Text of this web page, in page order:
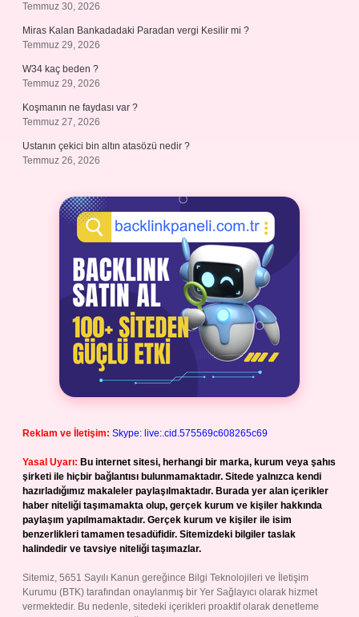
Temmuz 30, 2026
Miras Kalan Bankadadaki Paradan vergi Kesilir mi ?
Temmuz 29, 2026
W34 kaç beden ?
Temmuz 29, 2026
Koşmanın ne faydası var ?
Temmuz 27, 2026
Ustanın çekici bin altın atasözü nedir ?
Temmuz 26, 2026
Reklam ve İletişim: Skype: live:.cid.575569c608265c69
Yasal Uyarı: Bu internet sitesi, herhangi bir marka, kurum veya şahıs
şirketi ile hiçbir bağlantısı bulunmamaktadır. Sitede yalnızca kendi
hazırladığımız makaleler paylaşılmaktadır. Burada yer alan içerikler
haber niteliği taşımamakta olup, gerçek kurum ve kişiler hakkında
paylaşım yapılmamaktadır. Gerçek kurum ve kişiler ile isim
benzerlikleri tamamen tesadüfidir. Sitemizdeki bilgiler taslak
halindedir ve tavsiye niteliği taşımazlar.
Sitemiz, 5651 Sayılı Kanun gereğince Bilgi Teknolojileri ve İletişim
Kurumu (BTK) tarafından onaylanmış bir Yer Sağlayıcı olarak hizmet
vermektedir. Bu nedenle, sitedeki içerikleri proaktif olarak denetleme